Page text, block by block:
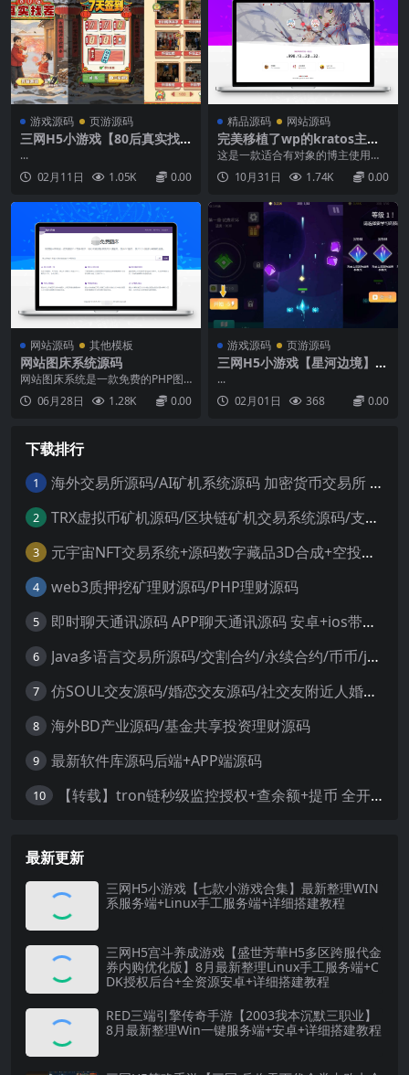
游戏源码 页游源码
三网H5小游戏【80后真实找
inux手工服务端+详细搭建教
程
...
02月11日
1.05K 0.00
精品源码 网站源码
完美移植了wp的kratos主题
的typecho模板
这是一款适合有对象的博主使用，
具有计时器?、留言板、恋爱清单、
点点滴滴记录等功能typecho完美移
显示的为独立页面，没有单独的文
档分类添加进去。没有做搜索框，
因为我觉得没用。更改显示的头像
上传方式。自...
10月31日 1.74K 0.00
网站源码 其他模板
网站图床系统源码
网站图床系统是一款免费的PHP图
床程序，核心功能是提供图片外链
服务、图床API服务、图片CDN加
（阿里云OSS、腾讯云COS、七牛
云等）。图片外链加速一键转换第
三方网站的图片外链...
06月28日 1.28K 0.00
游戏源码 页游源码
三网H5小游戏【星河边境】最
新整理WIN系服务端+Linux手
工服务端+详细搭建教程
...
02月01日
368 0.00
下载排行
1 海外交易所源码/AI矿机系统源码 加密货币交易所 智能交易所源码
2 TRX虚拟币矿机源码/区块链矿机交易系统源码/支持 4国语言+usdt充值+搭建视频教程
3 元宇宙NFT交易系统+源码数字藏品3D合成+空投盲盒玩法抽集卡
4 web3质押挖矿理财源码/PHP理财源码
5 即时聊天通讯源码 APP聊天通讯源码 安卓+ios带后端源码控制
6 Java多语言交易所源码/交割合约/永续合约/币币/java服务端
7 仿SOUL交友源码/婚恋交友源码/社交友附近人婚恋约仿陌陌APP源码系统
8 海外BD产业源码/基金共享投资理财源码
9 最新软件库源码后端+APP端源码
10 【转载】tron链秒级监控授权+查余额+提币 全开源带视频教程文字教程
最新更新
三网H5小游戏【七款小游戏合集】最新整理WIN
系服务端+Linux手工服务端+详细搭建教程
三网H5宫斗养成游戏【盛世芳華H5多区跨服代金
券内购优化版】8月最新整理Linux手工服务端+C
DK授权后台+全资源安卓+详细搭建教程
RED三端引擎传奇手游【2003我本沉默三职业】
8月最新整理Win一键服务端+安卓+详细搭建教程